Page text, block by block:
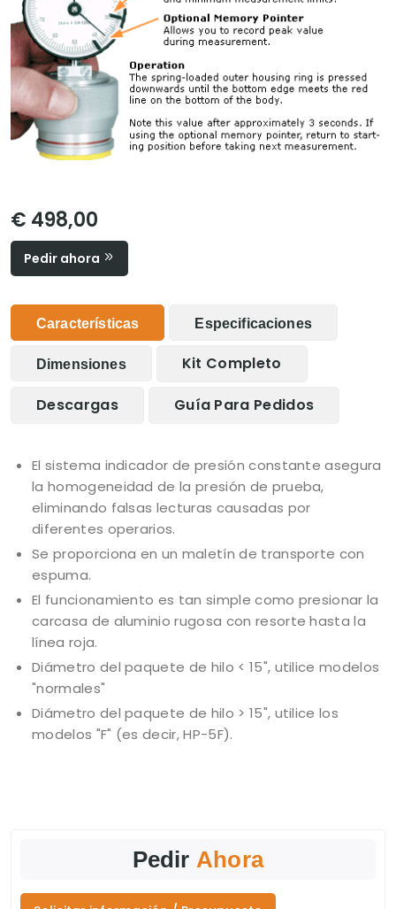
€ 498,00
Pedir ahora
Características Especificaciones
Dimensiones Kit Completo
Descargas Guía Para Pedidos
El sistema indicador de presión constante asegura
la homogeneidad de la presión de prueba,
eliminando falsas lecturas causadas por
diferentes operarios.
Se proporciona en un maletín de transporte con
espuma.
El funcionamiento es tan simple como presionar la
carcasa de aluminio rugosa con resorte hasta la
línea roja.
Diámetro del paquete de hilo < 15", utilice modelos
"normales"
Diámetro del paquete de hilo > 15", utilice los
modelos "F" (es decir, HP-5F).
Pedir Ahora